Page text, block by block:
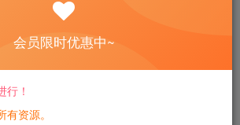
请付费后查看
￥8.8
免费 钻石会员免费
会员限时优惠中~
行！
资源。